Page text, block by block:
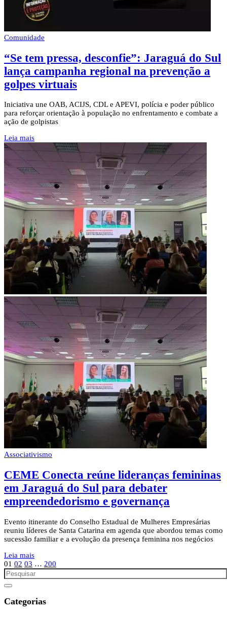
Comunidade
“Se tem pressa, desconfie”: Jaraguá do Sul
lança campanha regional na prevenção a
golpes virtuais
Iniciativa une OAB, ACIJS, CDL e APEVI, polícia e poder público
para reforçar orientação à população no enfrentamento e combate a
ação de golpistas
Leia mais
Associativismo
CEME Conecta reúne lideranças femininas
em Jaraguá do Sul para debater
empreendedorismo e governança
Evento itinerante do Conselho Estadual de Mulheres Empresárias
reuniu líderes de Santa Catarina em agenda que abordou temas como
sucessão familiar e a evolução da presença feminina nos negócios
Leia mais
01 02 03 … 200
Categorias